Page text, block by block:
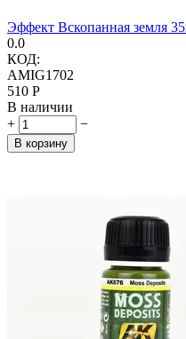
Эффект Вскопанная земля
0.0
КОД:
AMIG1702
‍510‍ Р
В наличии
+
−
В корзину